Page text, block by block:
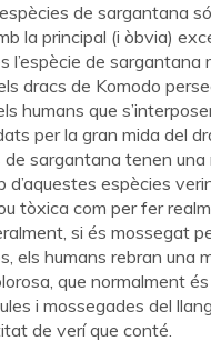
de sargantana
la principal (i òbvia)
l’espècie de sargantana
dracs de Komodo
humans que
per la gran mida del
sargantana tenen una
d’aquestes espècies
tòxica com per fer
si és mossegat
els humans rebran una
que normalment
i mossegades del
de verí que conté.